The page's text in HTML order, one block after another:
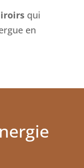
qui
en